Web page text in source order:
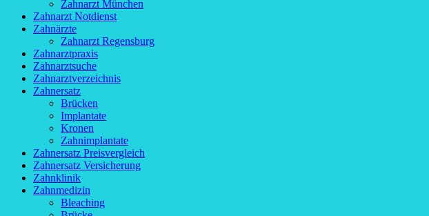
Zahnarzt München
Zahnarzt Notdienst
Zahnärzte
Zahnarzt Regensburg
Zahnarztpraxis
Zahnarztsuche
Zahnarztverzeichnis
Zahnersatz
Brücken
Implantate
Kronen
Zahnimplantate
Zahnersatz Preisvergleich
Zahnersatz Versicherung
Zahnklinik
Zahnmedizin
Bleaching